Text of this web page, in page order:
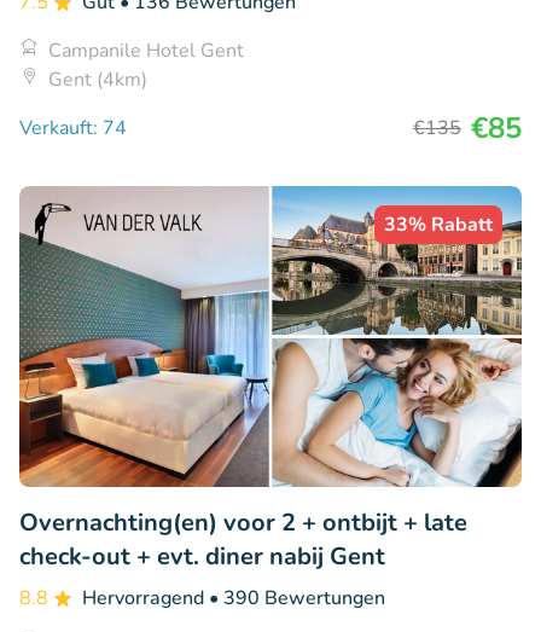
Campanile Hotel Gent
Gent (4km)
Verkauft: 74
€135 €85
33% Rabatt
Overnachting(en) voor 2 + ontbijt + late
check-out + evt. diner nabij Gent
8.8 Hervorragend • 390 Bewertungen